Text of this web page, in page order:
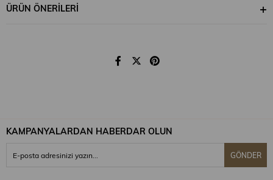
Kurutma makinası kullanmayınız.
ÜRÜN ÖNERILERI
KAMPANYALARDAN HABERDAR OLUN
GÖNDER